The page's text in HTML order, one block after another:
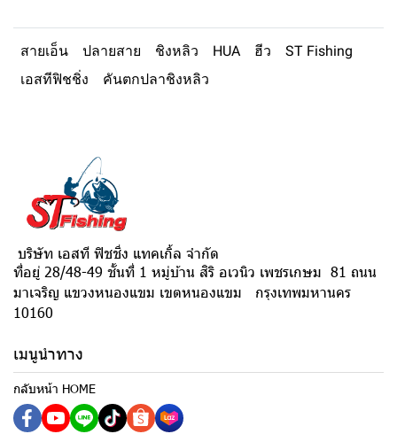
สายเอ็น ปลายสาย ชิงหลิว HUA ฮีว
ST Fishing
เอสทีฟิชชิ่ง
คันตกปลาชิงหลิว
บริษัท เอสที ฟิชชิ่ง แทคเกิ้ล จำกัด
ที่อยู่ 28/48-49 ชั้นที่ 1 หมู่บ้าน สิริ อเวนิว เพชรเกษม 81 ถนน
มาเจริญ แขวงหนองแขม เขตหนองแขม กรุงเทพมหานคร
10160
เมนูนำทาง
กลับหน้า HOME